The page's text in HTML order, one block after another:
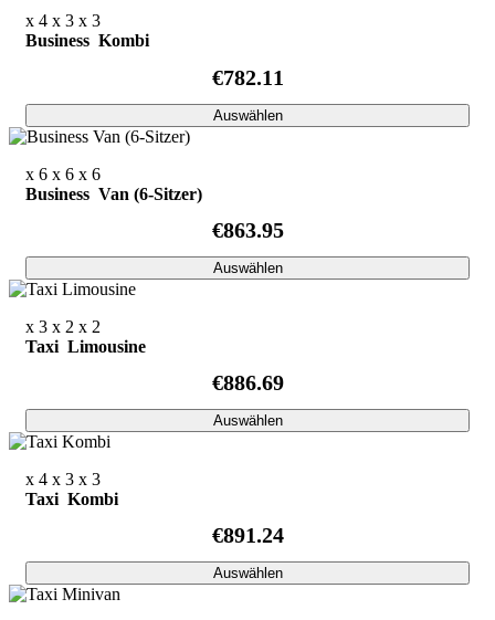
x 4 x 3 x 3
Business Kombi
€782.11
Auswählen
x 6 x 6 x 6
Business Van (6-Sitzer)
€863.95
Auswählen
x 3 x 2 x 2
Taxi Limousine
€886.69
Auswählen
x 4 x 3 x 3
Taxi Kombi
€891.24
Auswählen